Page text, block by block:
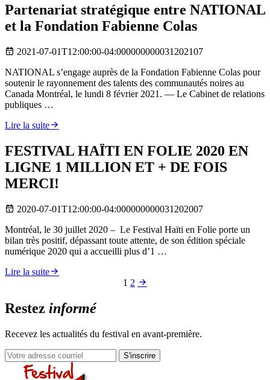
Partenariat stratégique entre NATIONAL
et la Fondation Fabienne Colas
2021-07-01T12:00:00-04:000000000031202107
NATIONAL s’engage auprès de la Fondation Fabienne Colas pour
soutenir le rayonnement des talents des communautés noires au
Canada Montréal, le lundi 8 février 2021. — Le Cabinet de relations
publiques …
Lire la suite
FESTIVAL HAÏTI EN FOLIE 2020 EN
LIGNE 1 MILLION ET + DE FOIS
MERCI!
2020-07-01T12:00:00-04:000000000031202007
Montréal, le 30 juillet 2020 – Le Festival Haïti en Folie porte un
bilan très positif, dépassant toute attente, de son édition spéciale
numérique 2020 qui a accueilli plus d’1 …
Lire la suite
Posts
1 2
Restez informé
Recevez les actualités du festival en avant-première.
S'inscrire